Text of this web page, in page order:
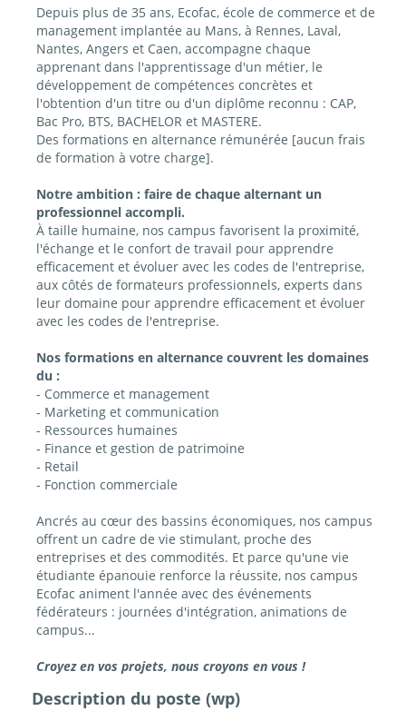
Depuis plus de 35 ans, Ecofac, école de commerce et de
management implantée au Mans, à Rennes, Laval,
Nantes, Angers et Caen, accompagne chaque
apprenant dans l'apprentissage d'un métier, le
développement de compétences concrètes et
l'obtention d'un titre ou d'un diplôme reconnu : CAP,
Bac Pro, BTS, BACHELOR et MASTERE.
Des formations en alternance rémunérée [aucun frais
de formation à votre charge].
Notre ambition : faire de chaque alternant un
professionnel accompli.
À taille humaine, nos campus favorisent la proximité,
l'échange et le confort de travail pour apprendre
efficacement et évoluer avec les codes de l'entreprise,
aux côtés de formateurs professionnels, experts dans
leur domaine pour apprendre efficacement et évoluer
avec les codes de l'entreprise.
Nos formations en alternance couvrent les domaines
du :
- Commerce et management
- Marketing et communication
- Ressources humaines
- Finance et gestion de patrimoine
- Retail
- Fonction commerciale
Ancrés au cœur des bassins économiques, nos campus
offrent un cadre de vie stimulant, proche des
entreprises et des commodités. Et parce qu'une vie
étudiante épanouie renforce la réussite, nos campus
Ecofac animent l'année avec des événements
fédérateurs : journées d'intégration, animations de
campus...
Croyez en vos projets, nous croyons en vous !
Description du poste (wp)